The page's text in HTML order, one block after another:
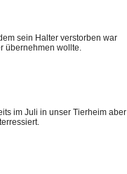
sein Halter verstorben war
übernehmen wollte.
im Juli in unser Tierheim aber